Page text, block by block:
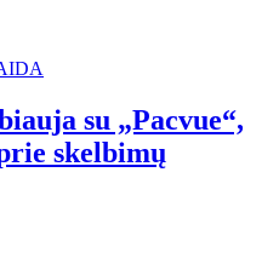
su „Pacvue“,
skelbimų